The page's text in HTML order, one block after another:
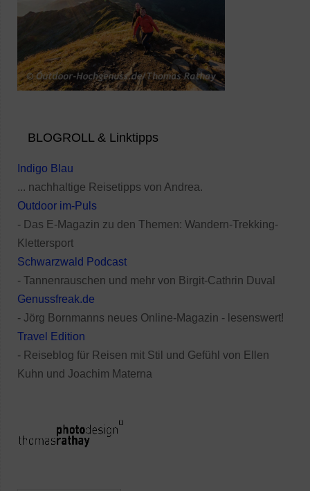
BLOGROLL & Linktipps
Indigo Blau
... nachhaltige Reisetipps von Andrea.
Outdoor im-Puls
- Das E-Magazin zu den Themen: Wandern-Trekking-
Klettersport
Schwarzwald Podcast
- Tannenrauschen und mehr von Birgit-Cathrin Duval
Genussfreak.de
- Jörg Bornmanns neues Online-Magazin - lesenswert!
Travel Edition
- Reiseblog für Reisen mit Stil und Gefühl von Ellen
Kuhn und Joachim Materna